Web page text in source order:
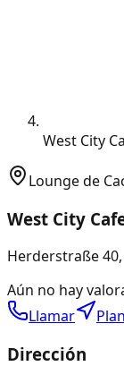
West City
Lounge de
West City
Herderstraße
Aún no hay
Llamar
Dirección